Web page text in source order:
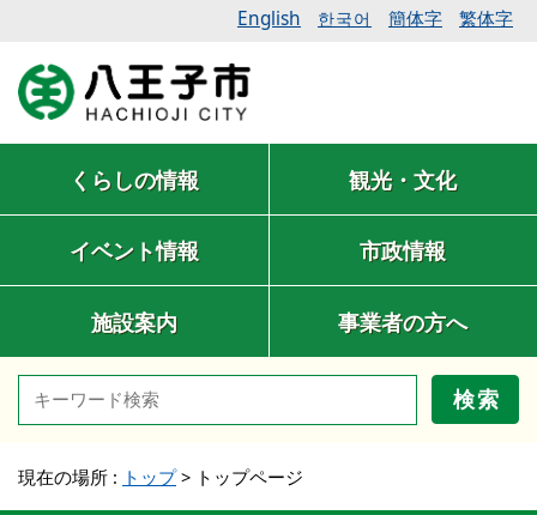
English 한국어 簡体字 繁体字
くらしの情報 観光・文化
イベント情報 市政情報
施設案内 事業者の方へ
検索
現在の場所 : トップ> トップページ